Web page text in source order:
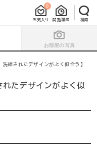
お気入り
0
閲覧履歴 検索
お部屋の写真
洗練されたデザインがよく似合う】
たデザインがよく似